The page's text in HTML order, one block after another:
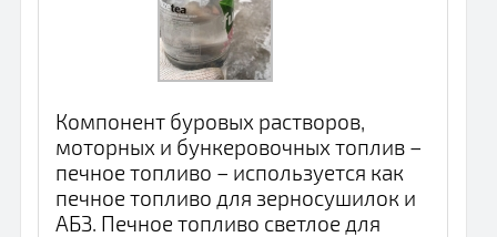
Компонент буровых растворов,
моторных и бункеровочных топлив –
печное топливо – используется как
печное топливо для зерносушилок и
АБЗ. Печное топливо светлое для